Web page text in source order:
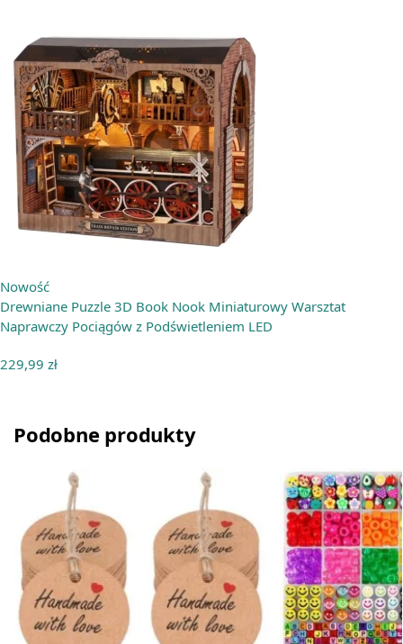
Nowość
Drewniane Puzzle 3D Book Nook Miniaturowy Warsztat
Naprawczy Pociągów z Podświetleniem LED
229,99 zł
Podobne produkty